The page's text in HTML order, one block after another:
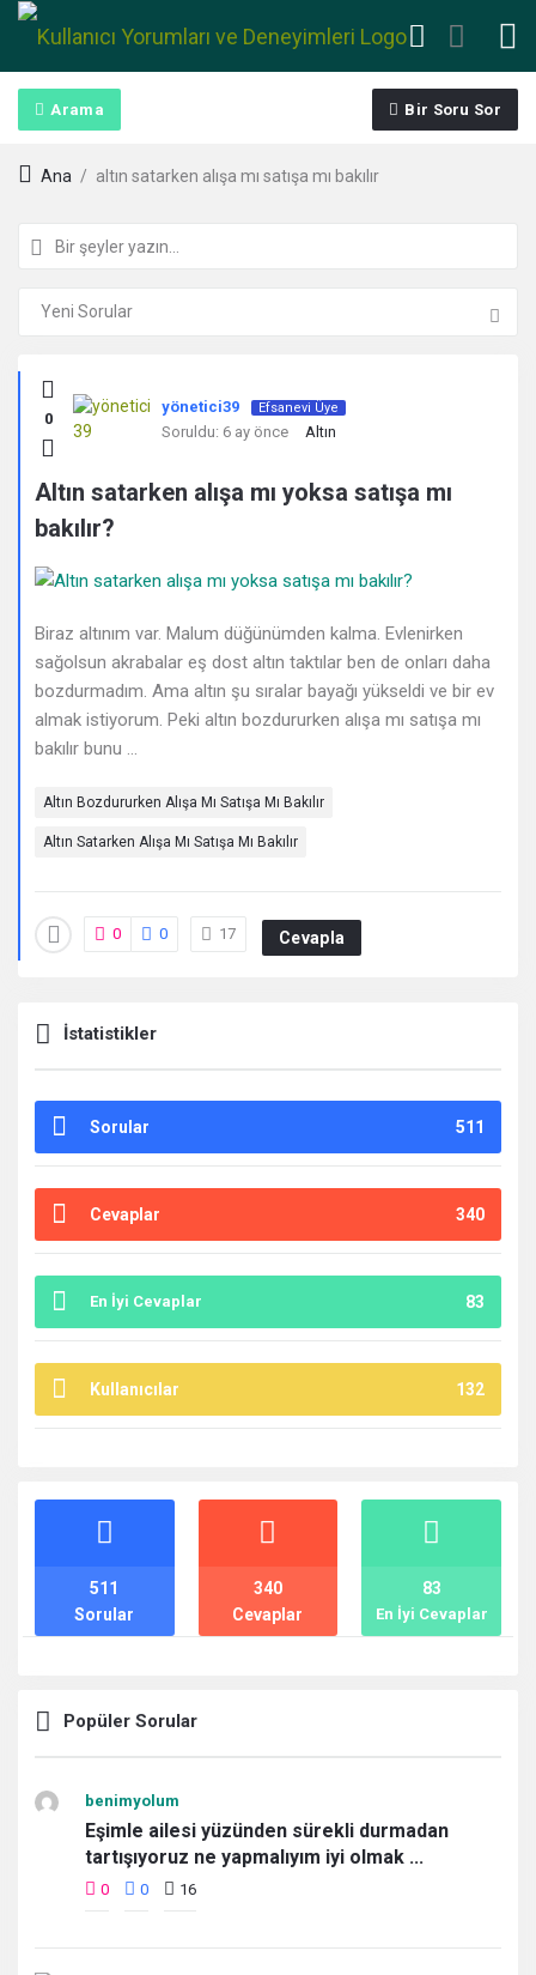
Arama Bir Soru Sor
Ana / altın satarken alışa mı satışa mı bakılır
Kullanıcı
Yorumları
ve
Deneyimleri
En
sonuncu
Sorular
0
yönetici39 Efsanevi Üye
Soruldu: 6 ay önce Altın
Altın satarken alışa mı yoksa satışa mı
bakılır?
Biraz altınım var. Malum düğünümden kalma. Evlenirken
sağolsun akrabalar eş dost altın taktılar ben de onları daha
bozdurmadım. Ama altın şu sıralar bayağı yükseldi ve bir ev
almak istiyorum. Peki altın bozdururken alışa mı satışa mı
bakılır bunu ...
Altın Bozdururken Alışa Mı Satışa Mı Bakılır
Altın Satarken Alışa Mı Satışa Mı Bakılır
0 0 17 Cevapla
İstatistikler
Sorular 511
Cevaplar 340
En İyi Cevaplar 83
Kullanıcılar 132
İstatistikler
Sorular
511
Cevaplar
340
En İyi Cevaplar
83
Popüler Sorular
benimyolum
Eşimle ailesi yüzünden sürekli durmadan
tartışıyoruz ne yapmalıyım iyi olmak ...
0 0 16